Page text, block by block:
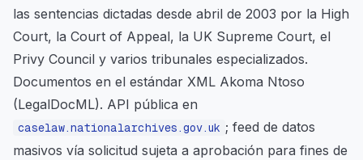
las sentencias dictadas desde abril de 2003 por la High
Court, la Court of Appeal, la UK Supreme Court, el
Privy Council y varios tribunales especializados.
Documentos en el estándar XML Akoma Ntoso
(LegalDocML). API pública en
caselaw.nationalarchives.gov.uk ; feed de datos
masivos vía solicitud sujeta a aprobación para fines de